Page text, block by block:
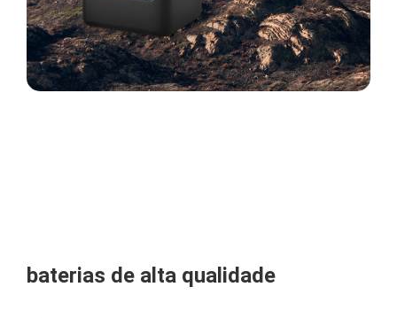
baterias de alta qualidade